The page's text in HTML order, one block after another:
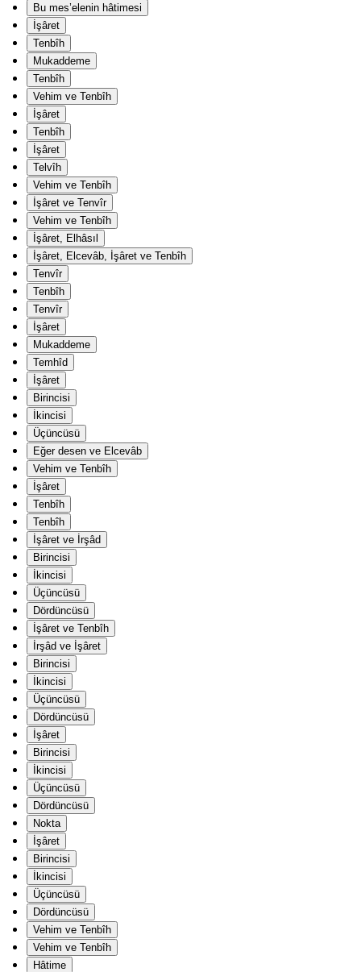
Bu mes’elenin hâtimesi
İşâret
Tenbîh
Mukaddeme
Tenbîh
Vehim ve Tenbîh
İşâret
Tenbîh
İşâret
Telvîh
Vehim ve Tenbîh
İşâret ve Tenvîr
Vehim ve Tenbîh
İşâret, Elhâsıl
İşâret, Elcevâb, İşâret ve Tenbîh
Tenvîr
Tenbîh
Tenvîr
İşâret
Mukaddeme
Temhîd
İşâret
Birincisi
İkincisi
Üçüncüsü
Eğer desen ve Elcevâb
Vehim ve Tenbîh
İşâret
Tenbîh
Tenbîh
İşâret ve İrşâd
Birincisi
İkincisi
Üçüncüsü
Dördüncüsü
İşâret ve Tenbîh
İrşâd ve İşâret
Birincisi
İkincisi
Üçüncüsü
Dördüncüsü
İşâret
Birincisi
İkincisi
Üçüncüsü
Dördüncüsü
Nokta
İşâret
Birincisi
İkincisi
Üçüncüsü
Dördüncüsü
Vehim ve Tenbîh
Vehim ve Tenbîh
Hâtime